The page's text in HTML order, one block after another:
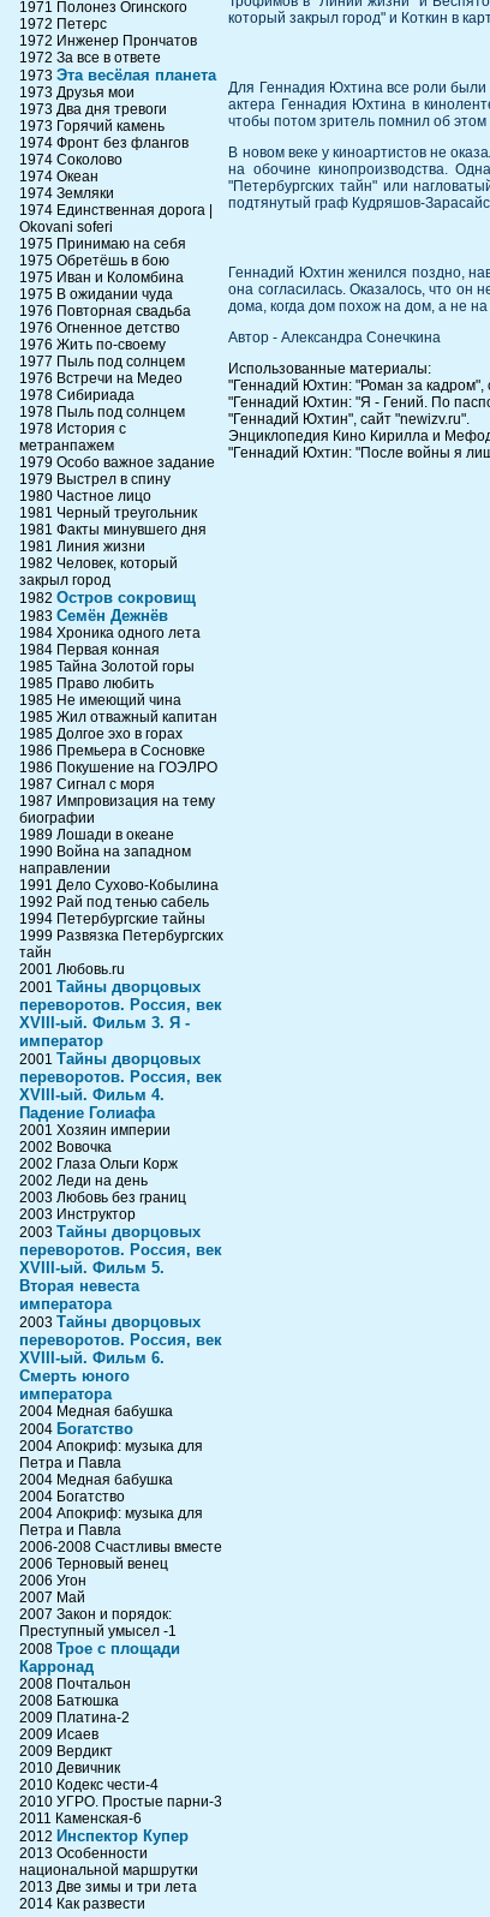
1971 Полонез Огинского
1972 Петерс
1972 Инженер Прончатов
1972 За все в ответе
1973Эта весёлая планета
1973 Друзья мои
1973 Два дня тревоги
1973 Горячий камень
1974 Фронт без флангов
1974 Соколово
1974 Океан
1974 Земляки
1974 Единственная дорога |
Okovani soferi
1975 Принимаю на себя
1975 Обретёшь в бою
1975 Иван и Коломбина
1975 В ожидании чуда
1976 Повторная свадьба
1976 Огненное детство
1976 Жить по-своему
1977 Пыль под солнцем
1976 Встречи на Медео
1978 Сибириада
1978 Пыль под солнцем
1978 История с
метранпажем
1979 Особо важное задание
1979 Выстрел в спину
1980 Частное лицо
1981 Черный треугольник
1981 Факты минувшего дня
1981 Линия жизни
1982 Человек, который
закрыл город
1982Остров сокровищ
1983Семён Дежнёв
1984 Хроника одного лета
1984 Первая конная
1985 Тайна Золотой горы
1985 Право любить
1985 Не имеющий чина
1985 Жил отважный капитан
1985 Долгое эхо в горах
1986 Премьера в Сосновке
1986 Покушение на ГОЭЛРО
1987 Сигнал с моря
1987 Импровизация на тему
биографии
1989 Лошади в океане
1990 Война на западном
направлении
1991 Дело Сухово-Кобылина
1992 Рай под тенью сабель
1994 Петербургские тайны
1999 Развязка Петербургских
тайн
2001 Любовь.ru
2001Тайны дворцовых
переворотов. Россия, век
XVIII-ый. Фильм 3. Я -
император
2001Тайны дворцовых
переворотов. Россия, век
XVIII-ый. Фильм 4.
Падение Голиафа
2001 Хозяин империи
2002 Вовочка
2002 Глаза Ольги Корж
2002 Леди на день
2003 Любовь без границ
2003 Инструктор
2003Тайны дворцовых
переворотов. Россия, век
XVIII-ый. Фильм 5.
Вторая невеста
императора
2003Тайны дворцовых
переворотов. Россия, век
XVIII-ый. Фильм 6.
Смерть юного
императора
2004 Медная бабушка
2004 Богатство
2004 Апокриф: музыка для
Петра и Павла
2004 Медная бабушка
2004 Богатство
2004 Апокриф: музыка для
Петра и Павла
2006-2008 Счастливы вместе
2006 Терновый венец
2006 Угон
2007 Май
2007 Закон и порядок:
Преступный умысел -1
2008Трое с площади
Карронад
2008 Почтальон
2008 Батюшка
2009 Платина-2
2009 Исаев
2009 Вердикт
2010 Девичник
2010 Кодекс чести-4
2010 УГРО. Простые парни-3
2011 Каменская-6
2012 Инспектор Купер
2013 Особенности
национальной маршрутки
2013 Две зимы и три лета
2014 Как развести
который закрыл город" и Коткин в
Для Геннадия Юхтина все роли были
актера Геннадия Юхтина в
чтобы потом зритель помнил об
В новом веке у киноартистов не
на обочине кинопроизводства.
"Петербургских тайн" или
подтянутый граф Кудряшов-
Геннадий Юхтин женился поздно,
она согласилась. Оказалось, что он
дома, когда дом похож на дом, а не
Автор - Александра Сонечкина
Использованные материалы:
"Геннадий Юхтин: "Роман за кадром",
"Геннадий Юхтин: "Я - Гений. По
"Геннадий Юхтин", сайт "newizv.ru".
Энциклопедия Кино Кирилла и
"Геннадий Юхтин: "После войны я